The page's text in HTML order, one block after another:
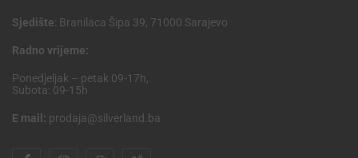
Sjedište: Branilaca Šipa 39, 71000 Sarajevo
Radno vrijeme:
Ponedjeljak – petak 09-17h,
Subota: 09-15h
E mail: prodaja@silverland.ba